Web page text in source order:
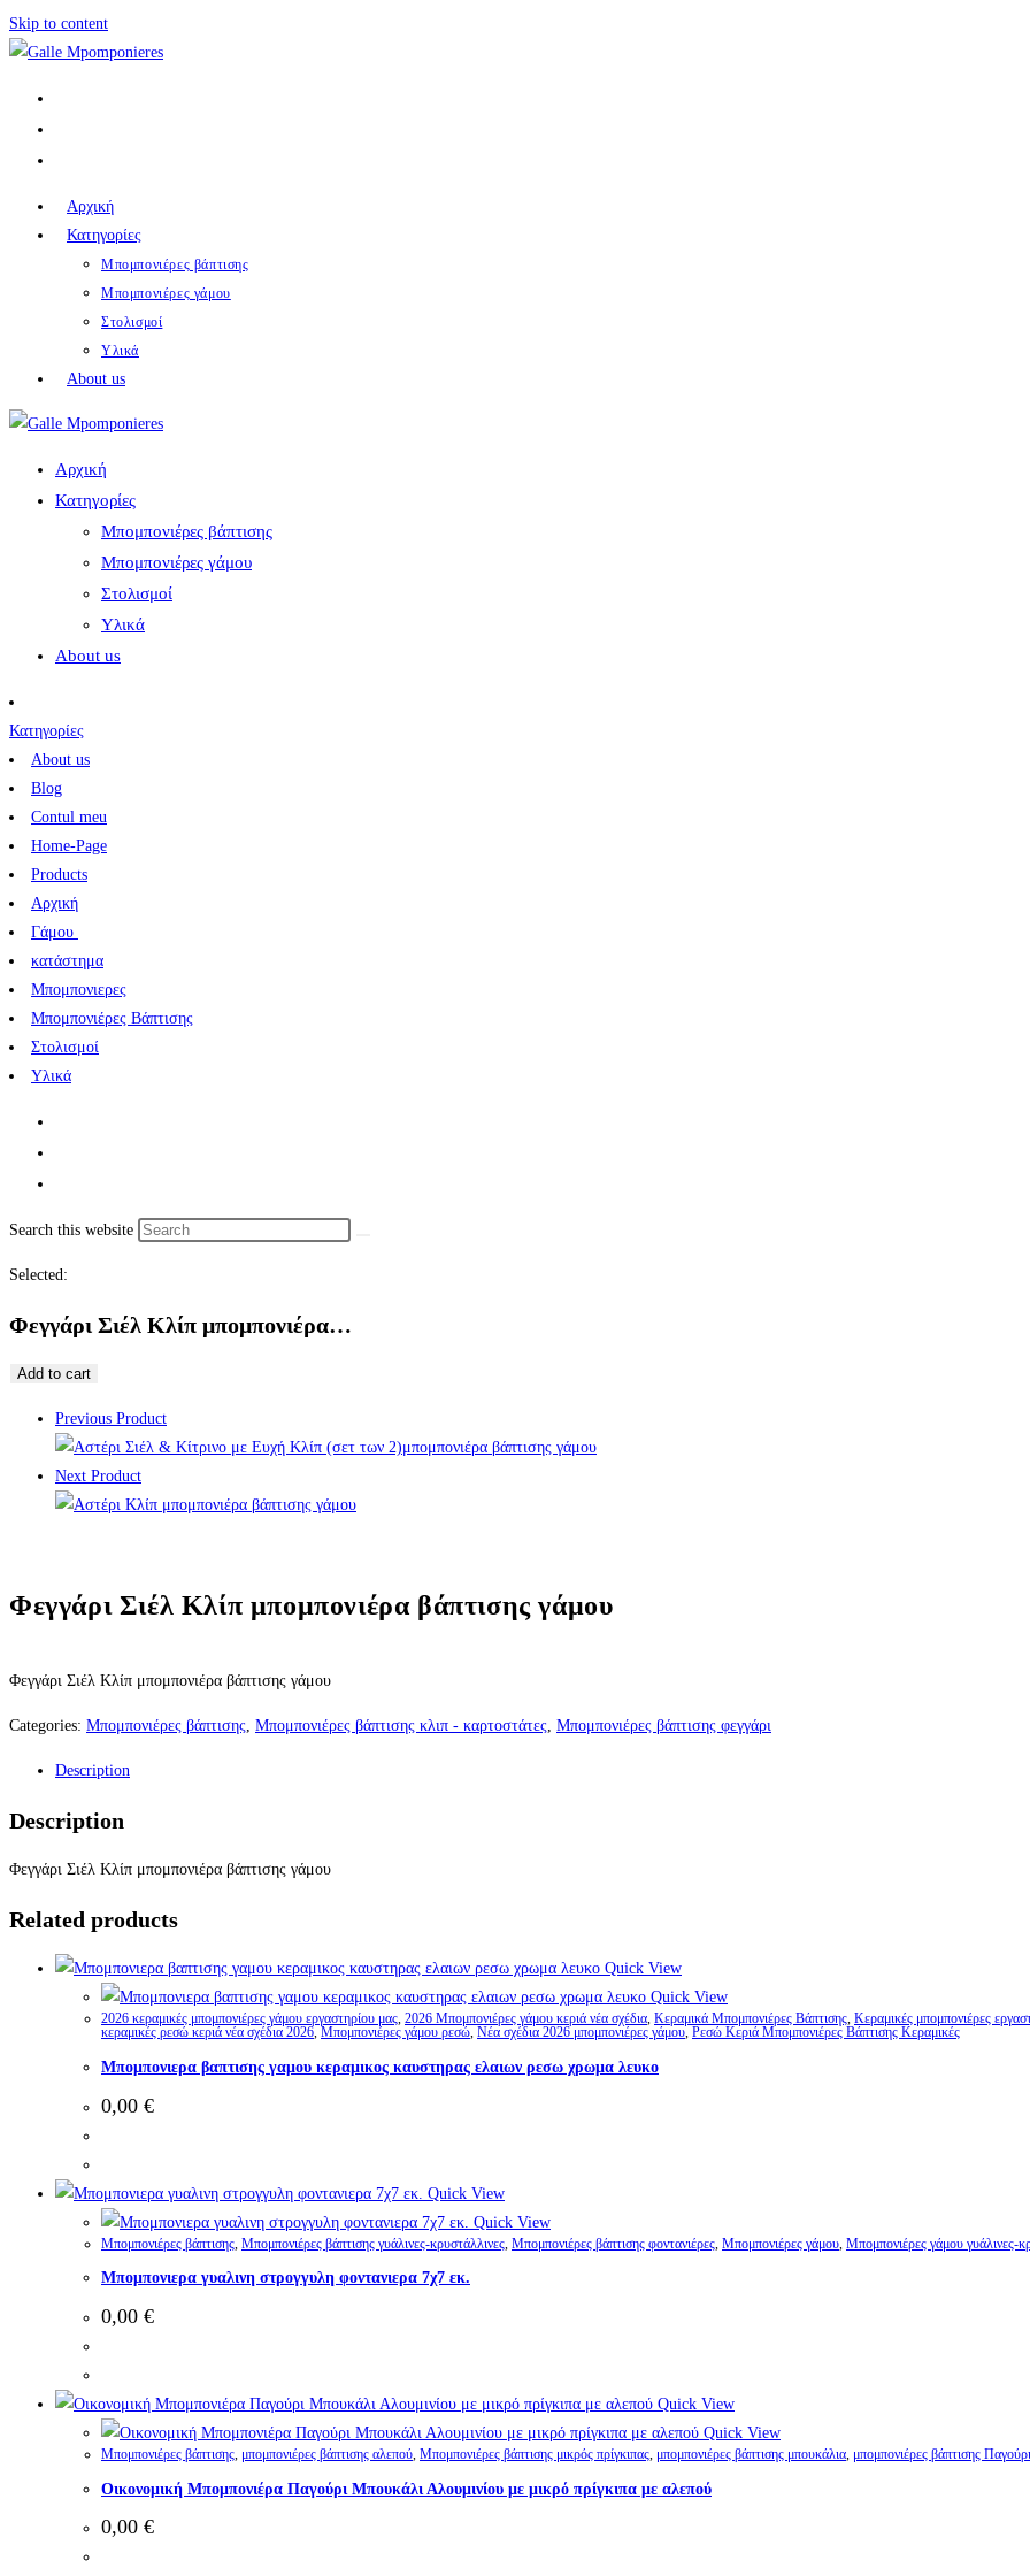
Skip to content
Αρχική
Κατηγορίες
Μπομπονιέρες βάπτισης
Μπομπονιέρες γάμου
Στολισμοί
Υλικά
About us
Αρχική
Κατηγορίες
Μπομπονιέρες βάπτισης
Μπομπονιέρες γάμου
Στολισμοί
Υλικά
About us
Κατηγορίες
About us
Blog
Contul meu
Home-Page
Products
Αρχική
Γάμου
κατάστημα
Μπομπονιερες
Μπομπονιέρες Βάπτισης
Στολισμοί
Υλικά
Search this website
Selected:
Φεγγάρι Σιέλ Κλίπ μπομπονιέρα…
Add to cart
Previous Product
Next Product
Φεγγάρι Σιέλ Κλίπ μπομπονιέρα βάπτισης γάμου
Φεγγάρι Σιέλ Κλίπ μπομπονιέρα βάπτισης γάμου
Categories: Μπομπονιέρες βάπτισης, Μπομπονιέρες βάπτισης κλιπ - καρτοστάτες, Μπομπονιέρες βάπτισης φεγγάρι
Description
Description
Φεγγάρι Σιέλ Κλίπ μπομπονιέρα βάπτισης γάμου
Related products
Quick View
Quick View
2026 κεραμικές μπομπονιέρες γάμου εργαστηρίου μας, 2026 Μπομπονιέρες γάμου κεριά νέα σχέδια, Κεραμικά Μπομπονιέρες Βάπτισης, Κεραμικές μπομπονιέρες
κεραμικές ρεσώ κεριά νέα σχέδια 2026, Μπομπονιέρες γάμου ρεσώ, Νέα σχέδια 2026 μπομπονιέρες γάμου, Ρεσώ Κεριά Μπομπονιέρες Βάπτισης Κεραμικές
Μπομπονιερα βαπτισης γαμου κεραμικος καυστηρας ελαιων ρεσω χρωμα λευκο
0,00 €
Quick View
Quick View
Μπομπονιέρες βάπτισης Μπομπονιέρες βάπτισης γυάλινες-κρυστάλλινες Μπομπονιέρες βάπτισης φοντανιέρες Μπομπονιέρες γάμου Μπομπονιέρες γάμου γυάλινες-
Μπομπονιερα γυαλινη στρογγυλη φοντανιερα 7χ7 εκ.
0,00 €
Quick View
Quick View
Μπομπονιέρες βάπτισης, μπομπονιέρες βάπτισης αλεπού, Μπομπονιέρες βάπτισης μικρός πρίγκιπας, μπομπονιέρες βάπτισης μπουκάλια, μπομπονιέρες βάπτισης
Οικονομική Μπομπονιέρα Παγούρι Μπουκάλι Αλουμινίου με μικρό πρίγκιπα με αλεπού
0,00 €